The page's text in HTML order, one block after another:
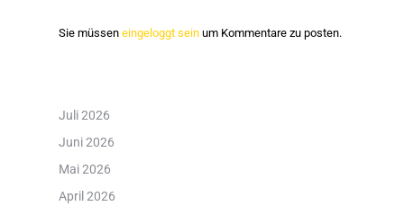
Sie müssen eingeloggt seinum Kommentare zu posten.
Juli 2026
Juni 2026
Mai 2026
April 2026